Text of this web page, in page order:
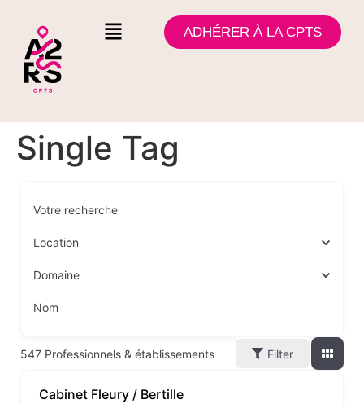
ADHÉRER À LA CPTS
Single Tag
Votre recherche
Location
Domaine
Nom
547 Professionnels & établissements Filter
Cabinet Fleury / Bertille